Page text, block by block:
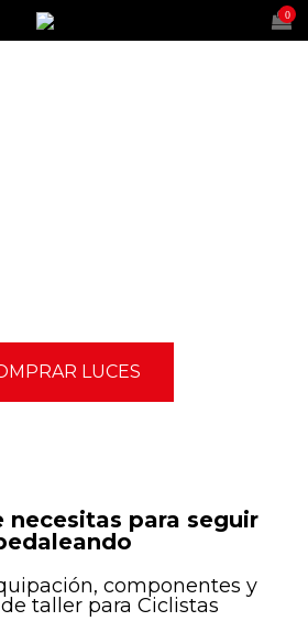
0
LUCES
necesitas para seguir
componentes y
taller para Ciclistas